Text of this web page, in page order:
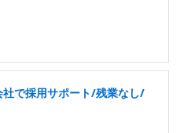
で採用サポート/残業なし/